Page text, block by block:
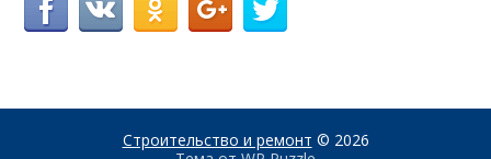
Строительство и ремонт © 2026